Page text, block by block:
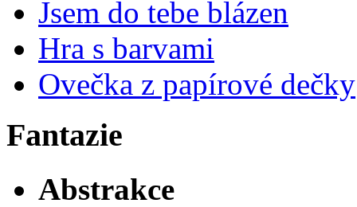
Jsem do tebe blázen
Hra s barvami
Ovečka z papírové dečky
Fantazie
Abstrakce